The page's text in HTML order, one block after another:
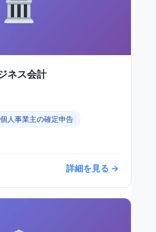
ネス会計
個人事業主の確定申告
詳細を見る →